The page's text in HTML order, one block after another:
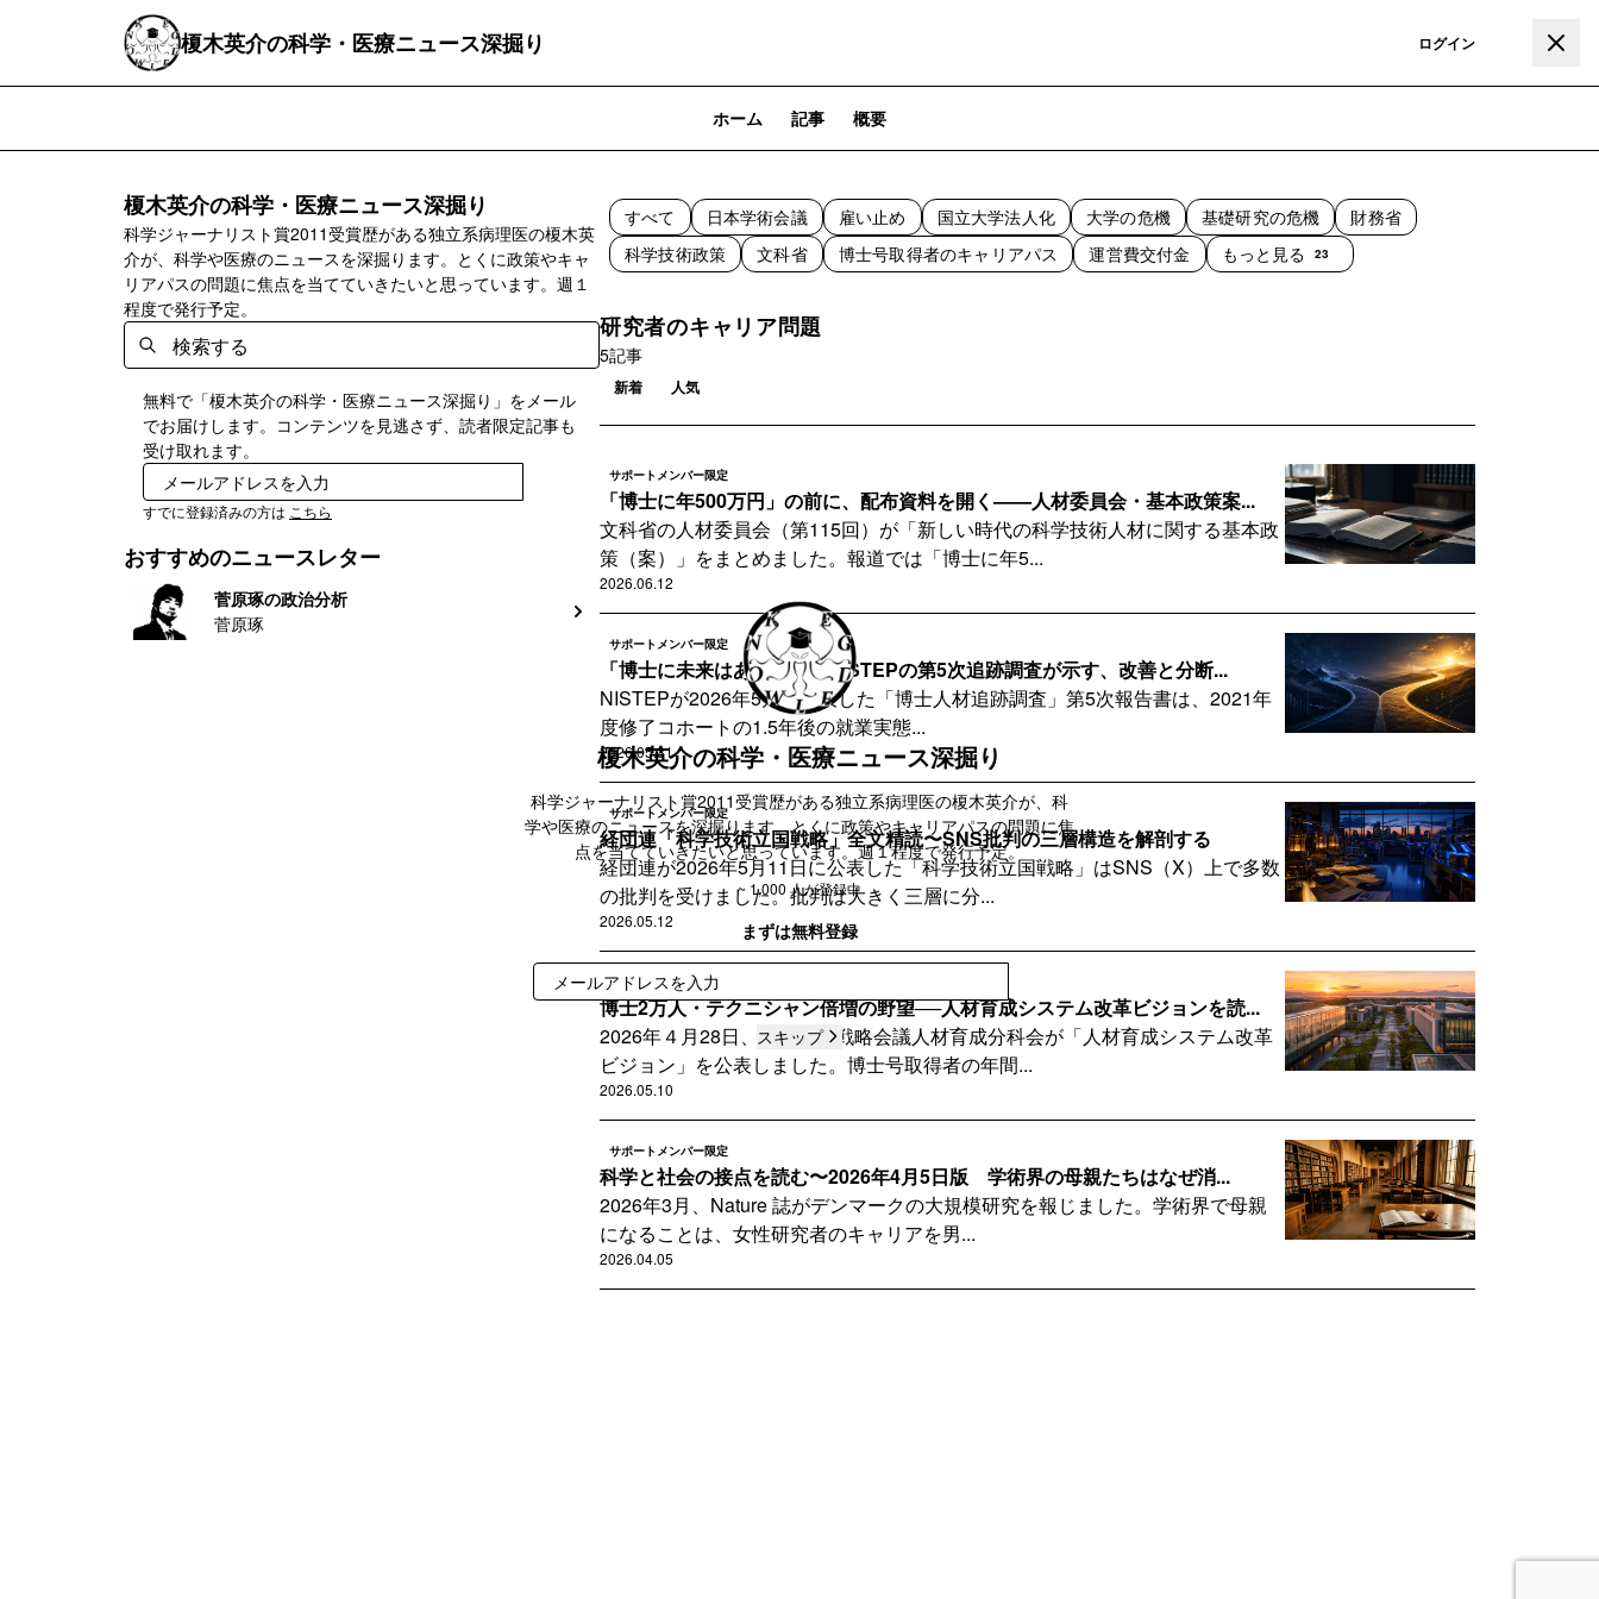
榎木英介の科学・医療ニュース深掘り ログイン
ホーム 記事 概要
榎木英介の科学・医療ニュース深掘り
科学ジャーナリスト賞2011受賞歴がある独立系病理医の榎木英
介が、科学や医療のニュースを深掘ります。とくに政策やキャ
リアパスの問題に焦点を当てていきたいと思っています。週１
程度で発行予定。
無料で「榎木英介の科学・医療ニュース深掘り」をメール
でお届けします。コンテンツを見逃さず、読者限定記事も
受け取れます。
すでに登録済みの方は こちら
おすすめのニュースレター
菅原琢の政治分析
菅原琢
すべて 日本学術会議 雇い止め 国立大学法人化 大学の危機 基礎研究の危機
財務省
科学技術政策
文科省 博士号取得者のキャリアパス 運営費交付金 もっと見る 23
研究者のキャリア問題
5記事
新着 人気
サポートメンバー限定
「博士に年500万円」の前に、配布資料を開く——人材委員会・基本政策案...
文科省の人材委員会（第115回）が「新しい時代の科学技術人材に関する基本政
策（案）」をまとめました。報道では「博士に年5...
2026.06.12
サポートメンバー限定
「博士に未来はあるか」〜NISTEPの第5次追跡調査が示す、改善と分断...
NISTEPが2026年5月に公表した「博士人材追跡調査」第5次報告書は、2021年
度修了コホートの1.5年後の就業実態...
2026.05.31
サポートメンバー限定
経団連「科学技術立国戦略」全文精読〜SNS批判の三層構造を解剖する
経団連が2026年5月11日に公表した「科学技術立国戦略」はSNS（X）上で多数
の批判を受けました。批判は大きく三層に分...
2026.05.12
サポートメンバー限定
博士2万人・テクニシャン倍増の野望──人材育成システム改革ビジョンを読...
2026年４月28日、日本成長戦略会議人材育成分科会が「人材育成システム改革
ビジョン」を公表しました。博士号取得者の年間...
2026.05.10
サポートメンバー限定
科学と社会の接点を読む〜2026年4月5日版 学術界の母親たちはなぜ消...
2026年3月、Nature 誌がデンマークの大規模研究を報じました。学術界で母親
になることは、女性研究者のキャリアを男...
2026.04.05
榎木英介の科学・医療ニュース深掘り
科学ジャーナリスト賞2011受賞歴がある独立系病理医の榎木英介が、科
学や医療のニュースを深掘ります。とくに政策やキャリアパスの問題に焦
点を当てていきたいと思っています。週１程度で発行予定。
~ 1,000 人が登録中
まずは無料登録
スキップ